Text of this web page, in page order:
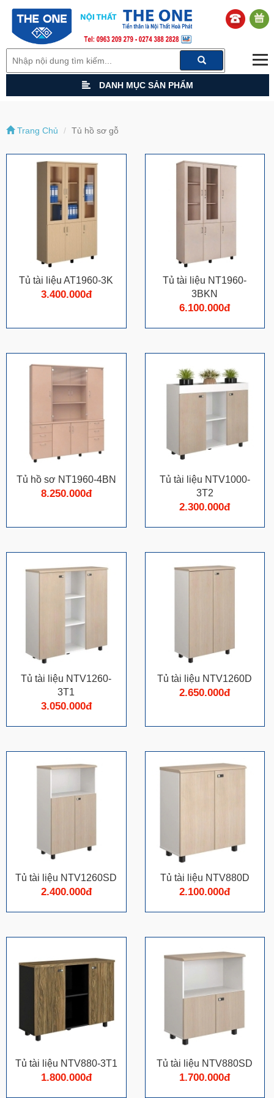
DANH MỤC SẢN PHẨM
Trang Chủ Tủ hồ sơ gỗ
Tủ tài liệu AT1960-3K
3.400.000đ
Tủ tài liệu NT1960-
3BKN
6.100.000đ
Tủ hồ sơ NT1960-4BN
8.250.000đ
Tủ tài liệu NTV1000-
3T2
2.300.000đ
Tủ tài liệu NTV1260-
3T1
3.050.000đ
Tủ tài liệu NTV1260D
2.650.000đ
Tủ tài liệu NTV1260SD
2.400.000đ
Tủ tài liệu NTV880D
2.100.000đ
Tủ tài liệu NTV880-3T1
1.800.000đ
Tủ tài liệu NTV880SD
1.700.000đ